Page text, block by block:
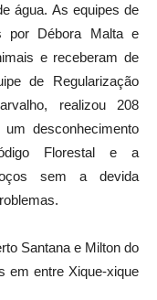
água. As equipes de
por Débora Malta e
e receberam de
de Regularização
realizou 208
desconhecimento
Florestal e a
sem a devida
Santana e Milton do
em entre Xique-xique